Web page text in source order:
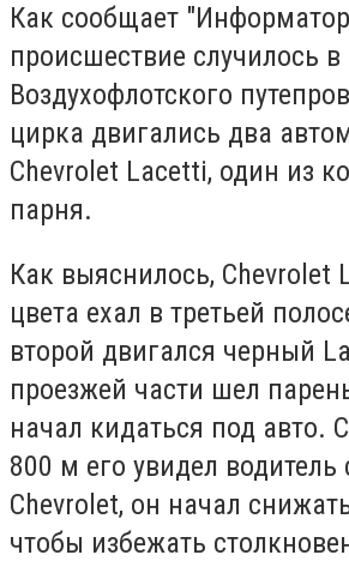
Как сообщает
происшествие случилось
Воздухофлотского
цирка двигались два
Chevrolet Lacetti, один из
парня.
Как выяснилось, Chevrolet
цвета ехал в третьей
второй двигался черный
проезжей части шел
начал кидаться под авто.
800 м его увидел водитель
Chevrolet, он начал
чтобы избежать